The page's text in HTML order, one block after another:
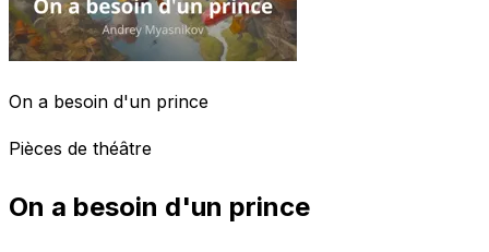
On a besoin d'un prince
Pièces de théâtre
On a besoin d'un prince